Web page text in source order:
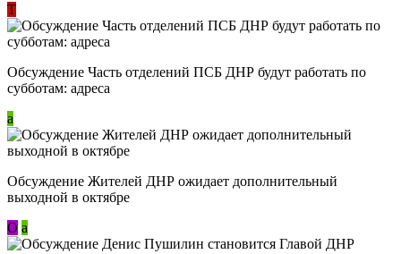
Т
Обсуждение Часть отделений ПСБ ДНР будут работать по
субботам: адреса
a
Обсуждение Жителей ДНР ожидает дополнительный
выходной в октябре
О a